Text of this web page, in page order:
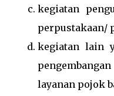
kegiatan
perpustakaan/
kegiatan lain
layanan pojok